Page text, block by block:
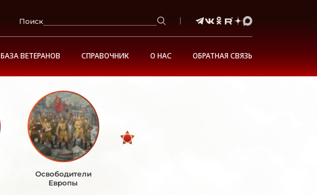
Поиск
БАЗА ВЕТЕРАНОВ СПРАВОЧНИК О НАС ОБРАТНАЯ СВЯЗЬ
Освободители
Европы